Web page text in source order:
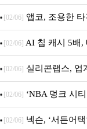
특집(1-4편)
[02/06] 앱코, 조용한
우스 세트 'KM580' 출
[02/06] AI 칩 캐시 5배,
표
[02/06] 실리콘랩스, 업
춘 초저전력 블루투스
[02/06] ‘NBA 덩크 시
[02/06] 넥슨, ‘서든어